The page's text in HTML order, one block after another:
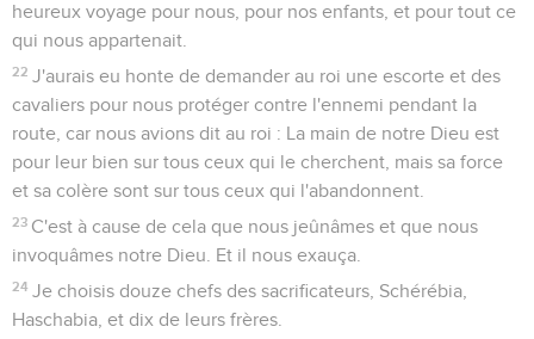
heureux voyage pour nous, pour nos enfants, et pour tout ce
qui nous appartenait.
22 J'aurais eu honte de demander au roi une escorte et des
cavaliers pour nous protéger contre l'ennemi pendant la
route, car nous avions dit au roi : La main de notre Dieu est
pour leur bien sur tous ceux qui le cherchent, mais sa force
et sa colère sont sur tous ceux qui l'abandonnent.
23 C'est à cause de cela que nous jeûnâmes et que nous
invoquâmes notre Dieu. Et il nous exauça.
24 Je choisis douze chefs des sacrificateurs, Schérébia,
Haschabia, et dix de leurs frères.